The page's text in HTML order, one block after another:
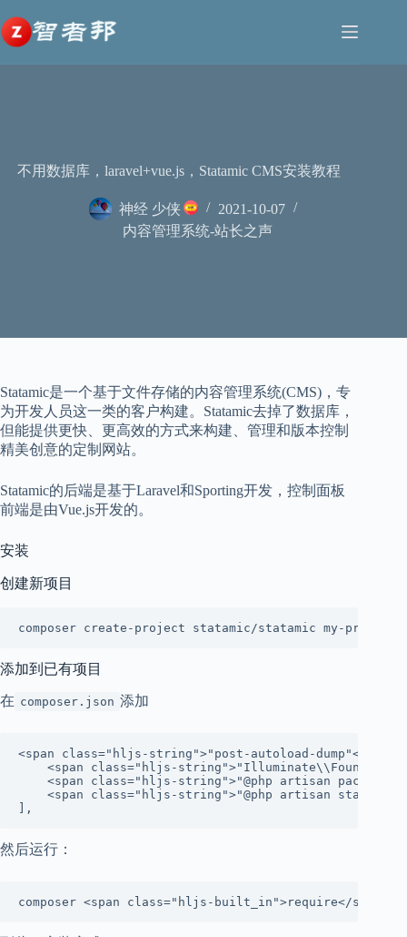
至
内
容
不用数据库，laravel+vue.js，Statamic CMS安装教程
神经 少侠
2021-10-07
内容管理系统-站长之声
Statamic是一个基于文件存储的内容管理系统(CMS)，专
为开发人员这一类的客户构建。Statamic去掉了数据库，
但能提供更快、更高效的方式来构建、管理和版本控制
精美创意的定制网站。
Statamic的后端是基于Laravel和Sporting开发，控制面板
前端是由Vue.js开发的。
安装
创建新项目
添加到已有项目
在 composer.json 添加
<span class="hljs-string">"post-autoload-dump"</
<span class="hljs-
<span class="hljs-string">"@php artisan
<span class="hljs-string">"@php artisan
然后运行：